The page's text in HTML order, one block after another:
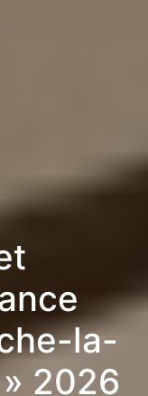
la-
2026